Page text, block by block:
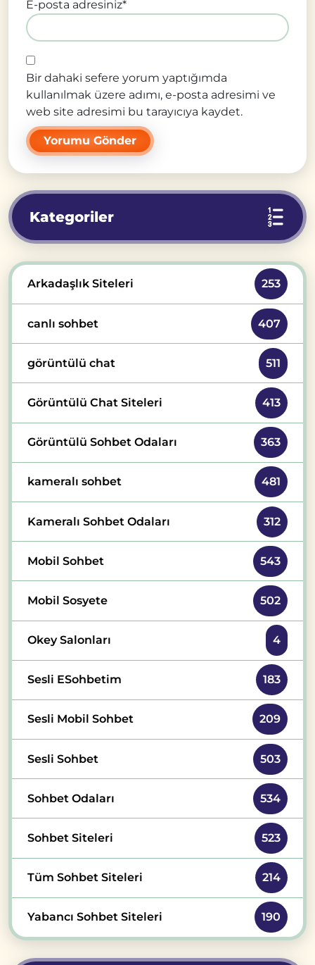
E-posta adresiniz*
Bir dahaki sefere yorum yaptığımda
kullanılmak üzere adımı, e-posta adresimi ve
web site adresimi bu tarayıcıya kaydet.
Kategoriler
Arkadaşlık Siteleri 253
canlı sohbet 407
görüntülü chat 511
Görüntülü Chat Siteleri 413
Görüntülü Sohbet Odaları 363
kameralı sohbet 481
Kameralı Sohbet Odaları 312
Mobil Sohbet 543
Mobil Sosyete 502
Okey Salonları 4
Sesli ESohbetim 183
Sesli Mobil Sohbet 209
Sesli Sohbet 503
Sohbet Odaları 534
Sohbet Siteleri 523
Tüm Sohbet Siteleri 214
Yabancı Sohbet Siteleri 190